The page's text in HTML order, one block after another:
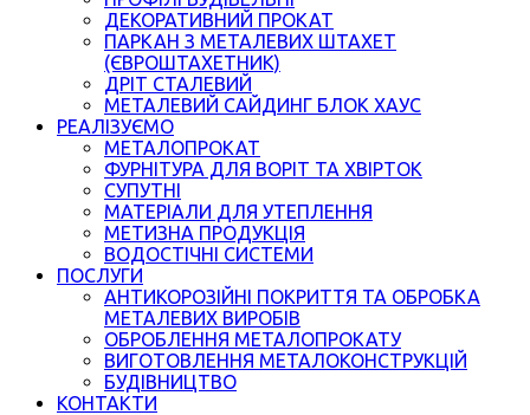
ДЕКОРАТИВНИЙ ПРОКАТ
ПАРКАН З МЕТАЛЕВИХ ШТАХЕТ
(ЄВРОШТАХЕТНИК)
ДРІТ СТАЛЕВИЙ
МЕТАЛЕВИЙ САЙДИНГ БЛОК ХАУС
РЕАЛІЗУЄМО
МЕТАЛОПРОКАТ
ФУРНІТУРА ДЛЯ ВОРІТ ТА ХВІРТОК
СУПУТНІ
МАТЕРІАЛИ ДЛЯ УТЕПЛЕННЯ
МЕТИЗНА ПРОДУКЦІЯ
ВОДОСТІЧНІ СИСТЕМИ
ПОСЛУГИ
АНТИКОРОЗІЙНІ ПОКРИТТЯ ТА ОБРОБКА
МЕТАЛЕВИХ ВИРОБІВ
ОБРОБЛЕННЯ МЕТАЛОПРОКАТУ
ВИГОТОВЛЕННЯ МЕТАЛОКОНСТРУКЦІЙ
БУДІВНИЦТВО
КОНТАКТИ